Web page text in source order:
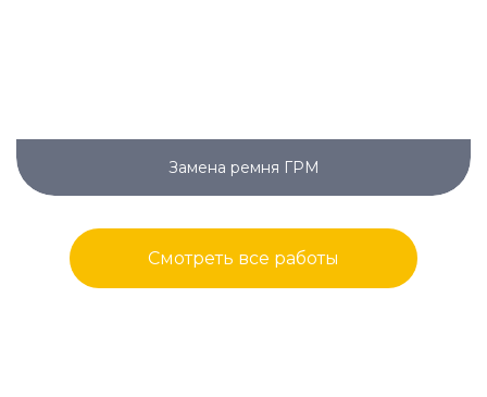
Замена ремня ГРМ
Смотреть все работы